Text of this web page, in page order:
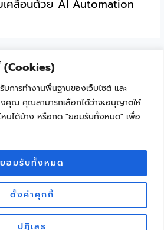
(Cookies)
บการทำงานพื้นฐานของเว็บไซต์ และ
คุณ คุณสามารถเลือกได้ว่าจะอนุญาตให้
หนได้บ้าง หรือกด "ยอมรับทั้งหมด" เพื่อ
ตั้งค่าคุกกี้
ปฏิเสธ
ยอมรับทั้งหมด
คลื่อนด้วย AI Automation
ใช่เรื่องยาก ถ้าเริ่มเรียนรู้ไปด้วยกัน"
ประกายการเรียนรู้ด้วยเทคโนโลยี | KRUDEVTECH
by Pichayanart Reerak